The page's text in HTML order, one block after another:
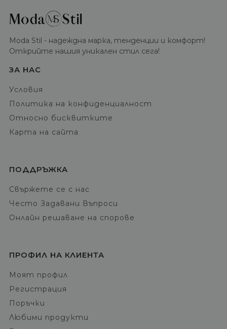
Moda Stil - надеждна марка, тенденции и комфорт!
Открийте нашия уникален стил сега!
ЗА НАС
Условия
Политика на конфиденциалност
Относно бисквитките
Карта на сайта
ПОДДРЪЖКА
Свържете се с нас
Често Задавани Въпроси
Онлайн решаване на спорове
ПРОФИЛ НА КЛИЕНТА
Моят профил
Регистрация
Поръчки
Любими продукти